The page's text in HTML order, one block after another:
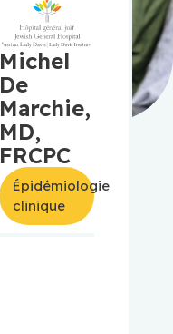
Michel
De
Marchie,
MD,
FRCPC
Épidémiologie
clinique